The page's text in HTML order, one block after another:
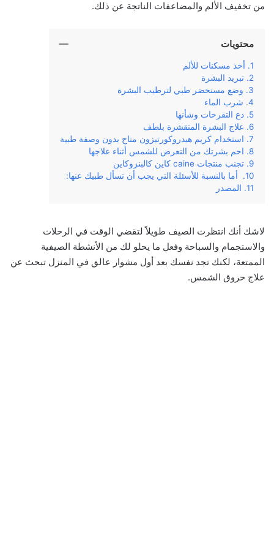
من تخفيف الألم والمضاعفات الناتجة عن ذلك.
محتويات
أخذ مسكنات للألم
تبريد البشرة
وضع مستحضر طبي لترطيب البشرة
شرب الماء
دع التقرحات وشأنها
علاج البشرة المتقشرة بلطف
استخدام كريم هيدروكورتيزون متاح بدون وصفة طبية
احم بشرتك من التعرض للشمس أثناء علاجها
تجنب منتجات caine كاين كالبنزوكاين
أما بالنسبة للأسئلة التي يجب أن تسأل طبيك عنها:
المصدر
لاشك أنك انتظرت الصيف طويلاً لتقضي الوقت في الرحلات
والاستجمام والسباحة وفعل ما يحلو لك من الأنشطة الصيفية
الممتعة، لكنك تجد نفسك بعد أول مشوار عالق في المنزل تبحث عن
علاج حروق الشمس.